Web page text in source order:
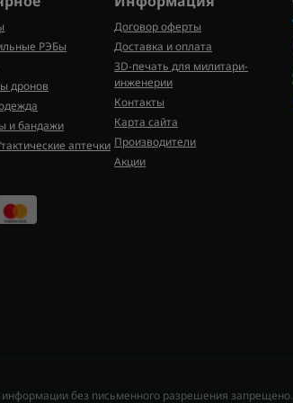
РЭБы
дронов
и бандажи
аптечки
Договор оферты
Доставка и оплата
3D-печать для милитари-
инженерии
Контакты
Карта сайта
Производители
Акции
без письменного разрешения запрещено.